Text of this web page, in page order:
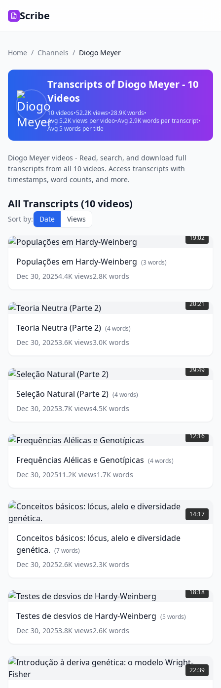
Scribe
Home / Channels / Diogo Meyer
Transcripts ofDiogo Meyer- 10
Videos
10videos•52.2Kviews•28.9Kwords•
Avg 5.2Kviews per video•Avg2.9Kwords per transcript•
Avg 5 words per title
Diogo Meyer videos - Read, search, and download full
transcripts from all 10 videos. Access transcripts with
timestamps, word counts, and more.
All Transcripts (10videos)
Sort by: Date Views
Populações
em
Hardy-
words)
19:02
Populações em Hardy-Weinberg (3 words)
Dec 30, 20254.4K views2.8K words
Neutra
(Parte
(4
words)
20:21
Teoria Neutra (Parte 2) (4words)
Dec 30, 20253.6K views3.0K words
Natural
(Parte
(4
words)
29:49
Seleção Natural (Parte 2) (4words)
Dec 30, 20253.7K views4.5K words
Alélicas
e
words)
12:16
Frequências Alélicas e Genotípicas (4words)
Dec 30, 202511.2K views1.7K words
Conceitos
básicos:
lócus,
e
diversidade
genética.
14:17
Conceitos básicos: lócus, alelo e diversidade
genética. (7words)
Dec 30, 20252.6K views2.3K words
de
desvios
Hardy-
Weinberg (5
18:18
Testes de desvios de Hardy-Weinberg (5 words)
Dec 30, 20253.8K views2.6K words
Introdução
à
deriva
22:39